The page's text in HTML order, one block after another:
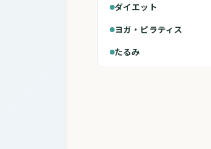
ダイエット
ヨガ・ピラティス
たるみ